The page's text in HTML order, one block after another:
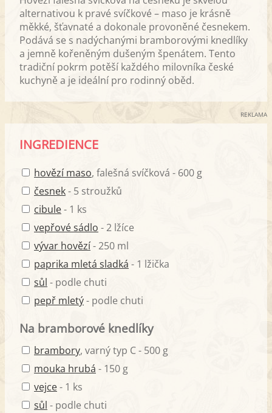
alternativou k pravé svíčkové – maso je krásně
měkké, šťavnaté a dokonale provoněné česnekem.
Podává se s nadýchanými bramborovými knedlíky
a jemně kořeněným dušeným špenátem. Tento
tradiční pokrm potěší každého milovníka české
kuchyně a je ideální pro rodinný oběd.
REKLAMA
INGREDIENCE
hovězí maso, falešná svíčková - 600 g
česnek- 5 stroužků
cibule- 1 ks
vepřové sádlo - 2 lžíce
vývar hovězí- 250 ml
paprika mletá sladká - 1 lžička
sůl - podle chuti
pepř mletý- podle chuti
Na bramborové knedlíky
brambory, varný typ C - 500 g
mouka hrubá - 150 g
vejce- 1 ks
sůl - podle chuti